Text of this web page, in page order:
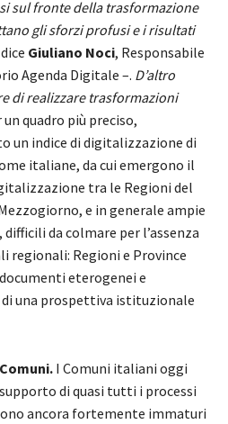
sul fronte della trasformazione
gli sforzi profusi e i risultati
Giuliano Noci, Responsabile
Agenda Digitale –. D’altro
di realizzare trasformazioni
un quadro più preciso,
un indice di digitalizzazione di
italiane, da cui emergono il
tra le Regioni del
e in generale ampie
da colmare per l’assenza
regionali: Regioni e Province
eterogenei e
una prospettiva istituzionale
I Comuni italiani oggi
di quasi tutti i processi
ancora fortemente immaturi